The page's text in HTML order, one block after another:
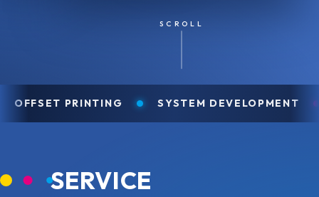
SCROLL
OFFSET PRINTING SYSTEM DEVELOPMENT
SERVICE